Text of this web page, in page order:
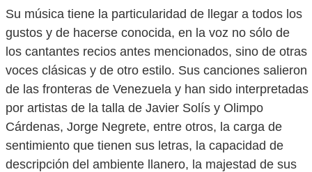
Su música tiene la particularidad de llegar a todos los
gustos y de hacerse conocida, en la voz no sólo de
los cantantes recios antes mencionados, sino de otras
voces clásicas y de otro estilo. Sus canciones salieron
de las fronteras de Venezuela y han sido interpretadas
por artistas de la talla de Javier Solís y Olimpo
Cárdenas, Jorge Negrete, entre otros, la carga de
sentimiento que tienen sus letras, la capacidad de
descripción del ambiente llanero, la majestad de sus